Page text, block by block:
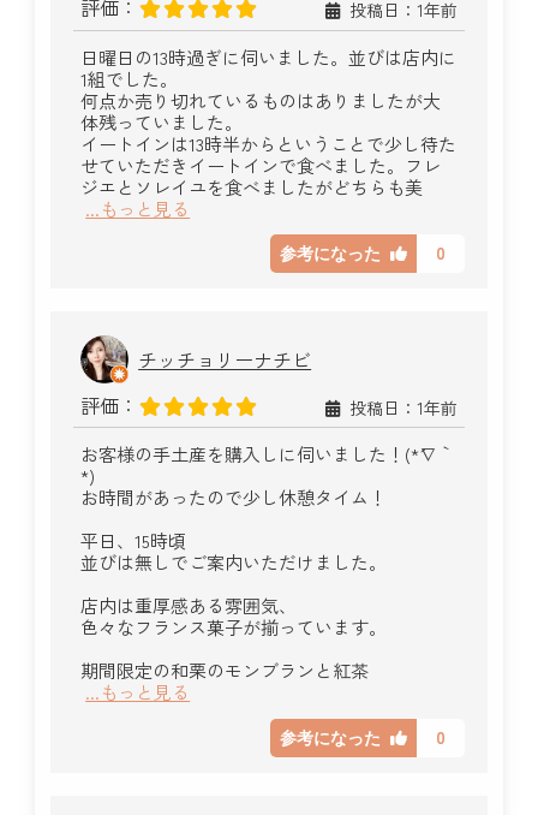
評価：
投稿日：1年前
日曜日の13時過ぎに伺いました。並びは店内に
1組でした。
何点か売り切れているものはありましたが大
体残っていました。
イートインは13時半からということで少し待た
せていただきイートインで食べました。フレ
ジエとソレイユを食べましたがどちらも美
...もっと見る
参考になった 0
チッチョリーナチビ
評価：
投稿日：1年前
お客様の手土産を購入しに伺いました！(*´∇｀
*)
お時間があったので少し休憩タイム！
平日、15時頃
並びは無しでご案内いただけました。
店内は重厚感ある雰囲気、
色々なフランス菓子が揃っています。
期間限定の和栗のモンブランと紅茶
...もっと見る
参考になった 0